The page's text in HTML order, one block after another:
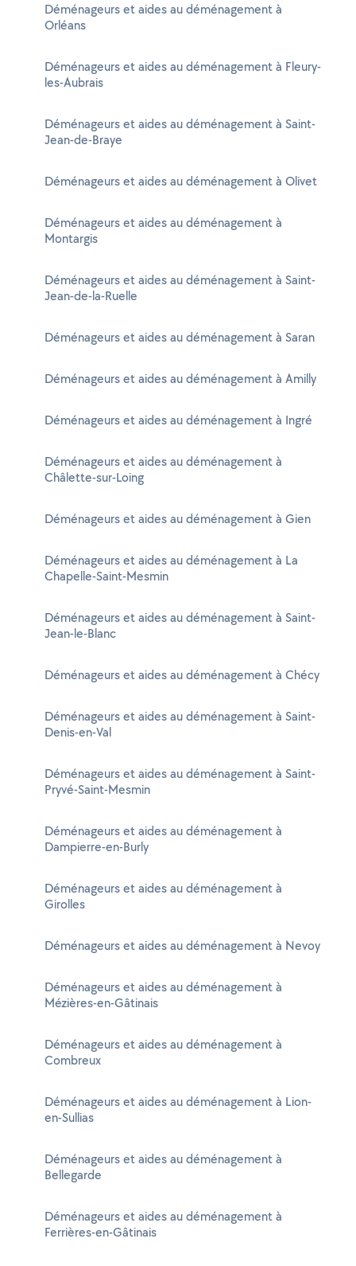
Déménageurs et aides au déménagement à
Orléans
Déménageurs et aides au déménagement à Fleury-
les-Aubrais
Déménageurs et aides au déménagement à Saint-
Jean-de-Braye
Déménageurs et aides au déménagement à Olivet
Déménageurs et aides au déménagement à
Montargis
Déménageurs et aides au déménagement à Saint-
Jean-de-la-Ruelle
Déménageurs et aides au déménagement à Saran
Déménageurs et aides au déménagement à Amilly
Déménageurs et aides au déménagement à Ingré
Déménageurs et aides au déménagement à
Châlette-sur-Loing
Déménageurs et aides au déménagement à Gien
Déménageurs et aides au déménagement à La
Chapelle-Saint-Mesmin
Déménageurs et aides au déménagement à Saint-
Jean-le-Blanc
Déménageurs et aides au déménagement à Chécy
Déménageurs et aides au déménagement à Saint-
Denis-en-Val
Déménageurs et aides au déménagement à Saint-
Pryvé-Saint-Mesmin
Déménageurs et aides au déménagement à
Dampierre-en-Burly
Déménageurs et aides au déménagement à
Girolles
Déménageurs et aides au déménagement à Nevoy
Déménageurs et aides au déménagement à
Mézières-en-Gâtinais
Déménageurs et aides au déménagement à
Combreux
Déménageurs et aides au déménagement à Lion-
en-Sullias
Déménageurs et aides au déménagement à
Bellegarde
Déménageurs et aides au déménagement à
Ferrières-en-Gâtinais